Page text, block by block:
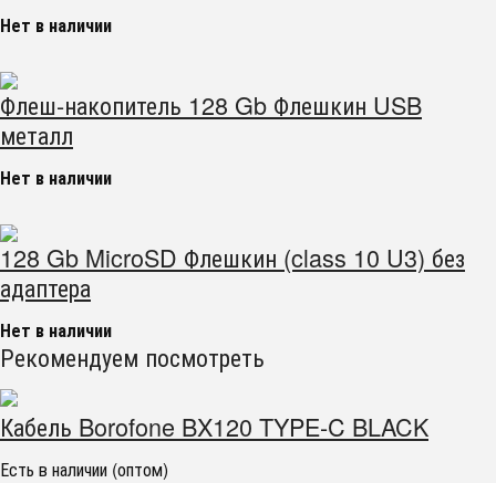
Нет в наличии
Флеш-накопитель 128 Gb Флешкин USB
металл
Нет в наличии
128 Gb MicroSD Флешкин (class 10 U3) без
адаптера
Нет в наличии
Рекомендуем посмотреть
Кабель Borofone BX120 TYPE-C BLACK
Есть в наличии (оптом)